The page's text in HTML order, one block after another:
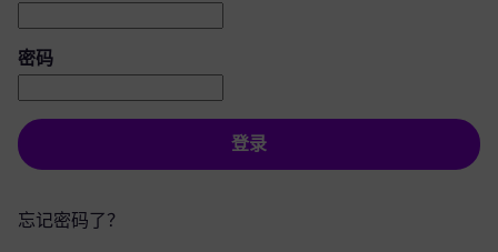
密码
登录
忘记密码了？